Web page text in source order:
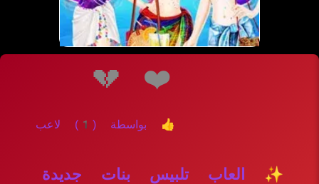
❤️
💔
👍 بواسطة (1) لاعب
✨ العاب تلبيس بنات جديدة